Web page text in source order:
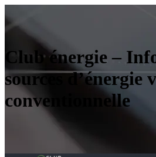
Club énergie –
sources d’énergie
conventionnelle